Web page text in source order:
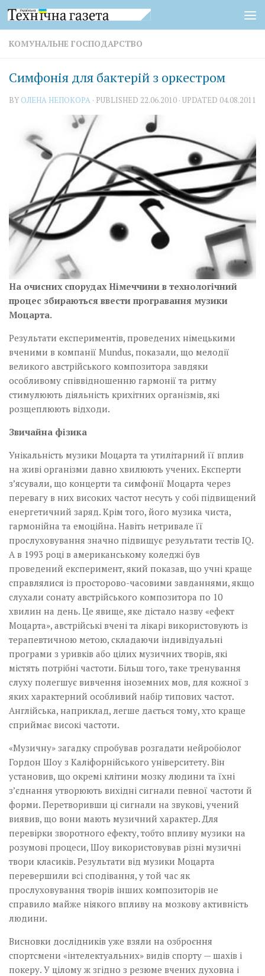
Skip to content
КОМУНАЛЬНЕ ГОСПОДАРСТВО
Симфонія для бактерій з оркестром
BY ОЛЕНА НЕПОКОРА · PUBLISHED 22.06.2010 · UPDATED 04.08.2011
На очисних спорудах Німеччини в технологічний
процес збираються ввести програвання музики
Моцарта.
Результати експериментів, проведених німецькими
вченими в компанії Mundus, показали, що мелодії
великого австрійського композитора завдяки
особливому співвідношенню гармонії та ритму
стимулюють діяльність крихітних організмів, які
розщеплюють відходи.
Звичайна фізика
Унікальність музики Моцарта та утилітарний її вплив
на живі організми давно хвилюють учених. Експерти
з’ясували, що концерти та симфонії Моцарта через
перевагу в них високих частот несуть у собі підвищений
енергетичний заряд. Крім того, його музика чиста,
гармонійна та емоційна. Навіть нетривале її
прослуховування значно підвищує результати тестів IQ.
А в 1993 році в американському коледжі був
проведений експеримент, який показав, що учні краще
справлялися із просторово-часовими завданнями, якщо
слухали сонату австрійського композитора по 10
хвилин на день. Це явище, яке дістало назву «ефект
Моцарта», австрійські вчені та лікарі використовують із
терапевтичною метою, складаючи індивідуальні
програми з уривків або цілих музичних творів, які
містять потрібні частоти. Більш того, таке тренування
слуху полегшує вивчення іноземних мов, для кожної з
яких характерний особливий набір типових частот.
Англійська, наприклад, легше дається тому, хто краще
сприймає високі частоти.
«Музичну» загадку спробував розгадати нейробіолог
Гордон Шоу з Каліфорнійського університету. Він
установив, що окремі клітини мозку людини та їхні
з’єднання утворюють вихідні сигнали певної частоти й
форми. Перетворивши ці сигнали на звукові, учений
виявив, що вони мають музичний характер. Для
перевірки зворотного ефекту, тобто впливу музики на
розумові процеси, Шоу використовував різні музичні
твори класиків. Результати від музики Моцарта
перевершили всі сподівання, у той час як
прослуховування творів інших композиторів не
справило майже ніякого впливу на мозкову активність
людини.
Висновки дослідників уже взяли на озброєння
спортсмени «інтелектуальних» видів спорту — шахів і
покеру. У цілому ж згідно з резюме вчених духовна і